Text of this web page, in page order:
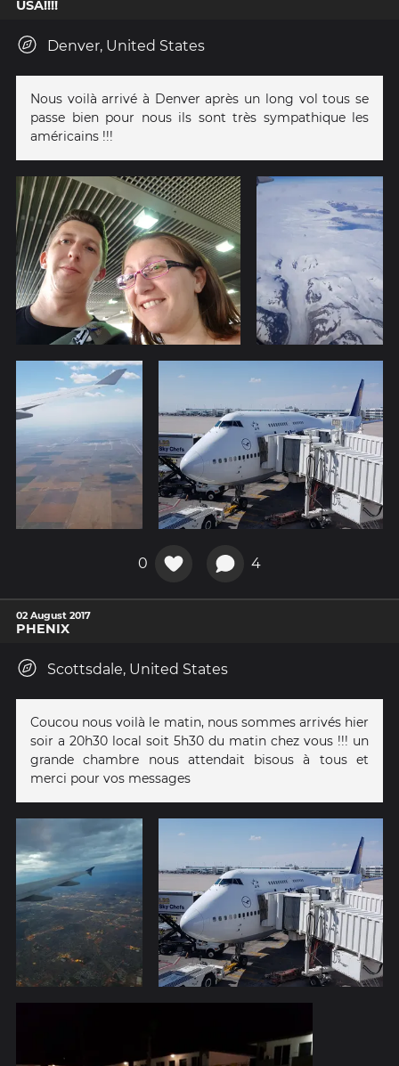
USA!!!!
Denver, United States
Nous voilà arrivé à Denver après un long vol tous se
passe bien pour nous ils sont très sympathique les
américains !!!
0 4
02 August 2017
PHENIX
Scottsdale, United States
Coucou nous voilà le matin, nous sommes arrivés hier
soir a 20h30 local soit 5h30 du matin chez vous !!! un
grande chambre nous attendait bisous à tous et
merci pour vos messages